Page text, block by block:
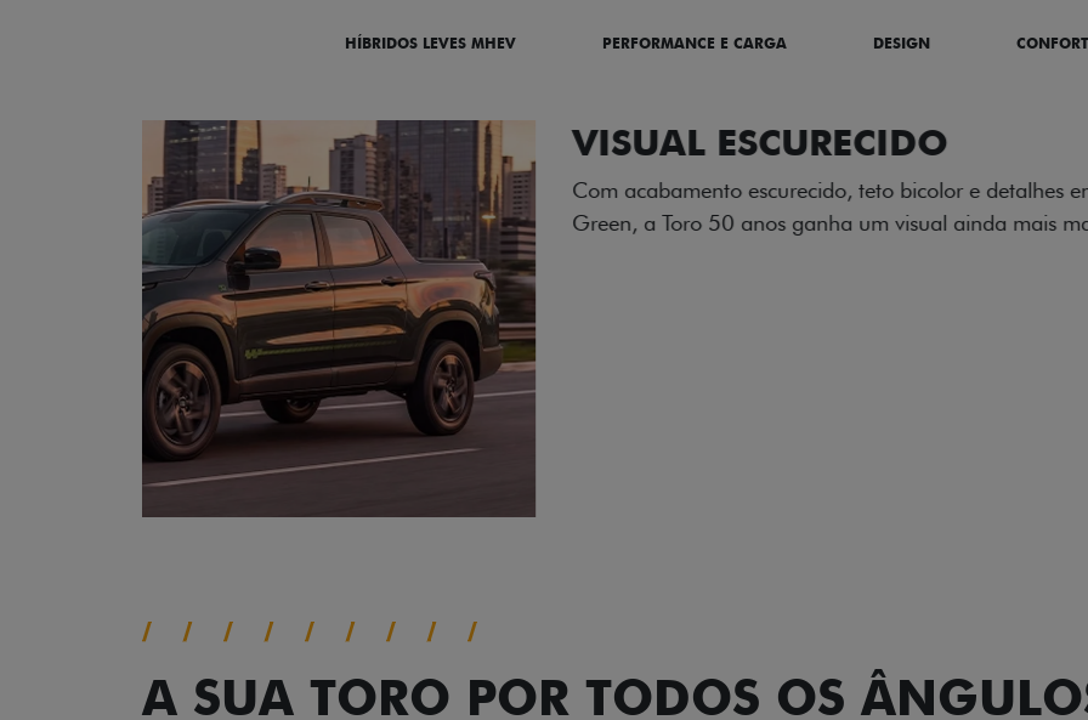
HÍBRIDOS LEVES MHEV PERFORMANCE E CARGA DESIGN
ADESIVOS
Os adesivos aplicados no
única dessa edição para lá
A SUA TORO POR TODOS OS